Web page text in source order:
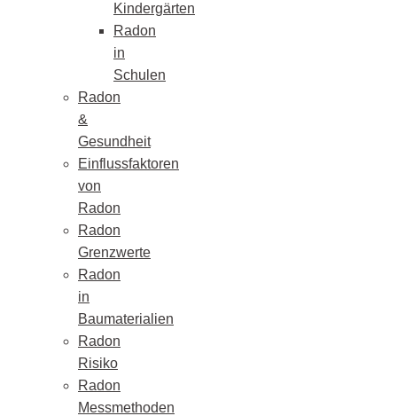
Kindergärten
Radon
in
Schulen
Radon
&
Gesundheit
Einflussfaktoren
von
Radon
Radon
Grenzwerte
Radon
in
Baumaterialien
Radon
Risiko
Radon
Messmethoden